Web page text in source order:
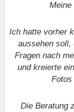
Meine
Ich hatte vorher
aussehen soll,
Fragen nach
und kreierte
Fotos
Die Beratung